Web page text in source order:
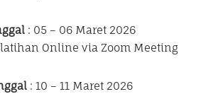
: 05 – 06 Maret 2026
Online via Zoom Meeting
: 10 – 11 Maret 2026